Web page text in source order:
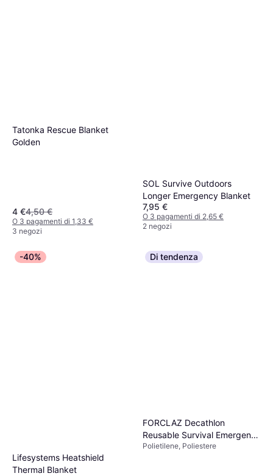
Tatonka Rescue Blanket
Golden
4 €4,50 €
O 3 pagamenti di 1,33 €
3 negozi
SOL Survive Outdoors
Longer Emergency Blanket
7,95 €
O 3 pagamenti di 2,65 €
2 negozi
-40%
Lifesystems Heatshield
Thermal Blanket
Di tendenza
FORCLAZ Decathlon
Reusable Survival Emergency
Blanket
Polietilene, Poliestere